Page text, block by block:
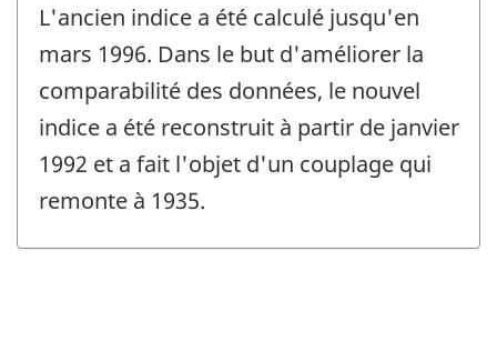
L'ancien indice a été calculé jusqu'en
mars 1996. Dans le but d'améliorer la
comparabilité des données, le nouvel
indice a été reconstruit à partir de janvier
1992 et a fait l'objet d'un couplage qui
remonte à 1935.